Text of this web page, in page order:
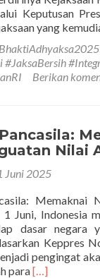
Keputusan
yang
Berikan
Nilai
Juni 2025
Memaknai
Juni, Indonesia
dasar negara
Keppres
pengingat
paraSelengkapnya
[…]